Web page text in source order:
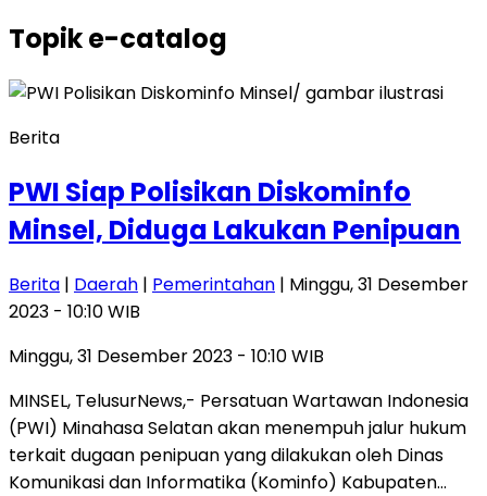
Topike-catalog
Berita
PWI Siap Polisikan Diskominfo
Minsel, Diduga Lakukan Penipuan
Berita | Daerah | Pemerintahan | Minggu, 31 Desember
2023 - 10:10 WIB
Minggu, 31 Desember 2023 - 10:10 WIB
MINSEL, TelusurNews,- Persatuan Wartawan Indonesia
(PWI) Minahasa Selatan akan menempuh jalur hukum
terkait dugaan penipuan yang dilakukan oleh Dinas
Komunikasi dan Informatika (Kominfo) Kabupaten…